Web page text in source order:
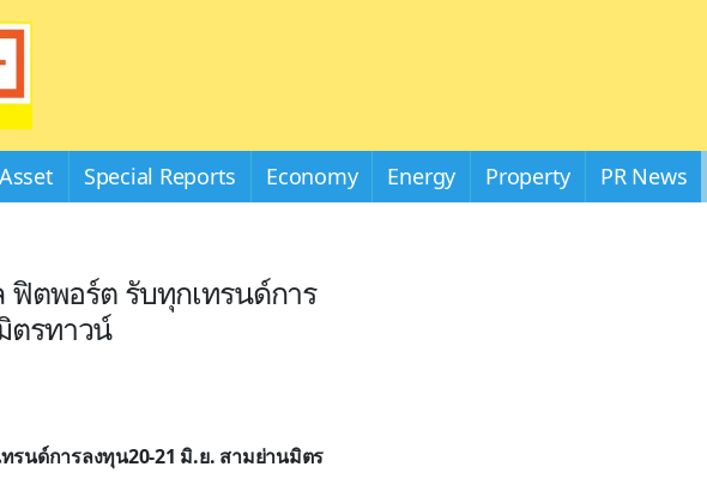
Special Reports Economy Energy Property PR News
ฟิตพอร์ต รับทุกเทรนด์การ
ตรทาวน์
รนด์การลงทุน20-21 มิ.ย. สามย่านมิตร